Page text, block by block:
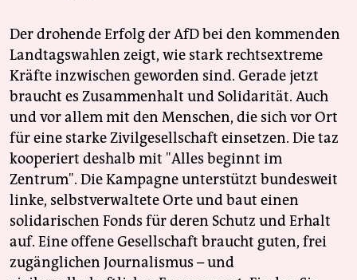
Der drohende Erfolg der AfD bei den kommenden
Landtagswahlen zeigt, wie stark rechtsextreme
Kräfte inzwischen geworden sind. Gerade jetzt
braucht es Zusammenhalt und Solidarität. Auch
und vor allem mit den Menschen, die sich vor Ort
für eine starke Zivilgesellschaft einsetzen. Die taz
kooperiert deshalb mit "Alles beginnt im
Zentrum". Die Kampagne unterstützt bundesweit
linke, selbstverwaltete Orte und baut einen
solidarischen Fonds für deren Schutz und Erhalt
auf. Eine offene Gesellschaft braucht guten, frei
zugänglichen Journalismus – und